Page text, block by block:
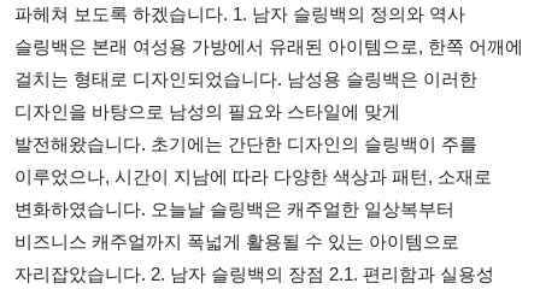
파헤쳐 보도록 하겠습니다. 1. 남자 슬링백의 정의와 역사
슬링백은 본래 여성용 가방에서 유래된 아이템으로, 한쪽 어깨에
걸치는 형태로 디자인되었습니다. 남성용 슬링백은 이러한
디자인을 바탕으로 남성의 필요와 스타일에 맞게
발전해왔습니다. 초기에는 간단한 디자인의 슬링백이 주를
이루었으나, 시간이 지남에 따라 다양한 색상과 패턴, 소재로
변화하였습니다. 오늘날 슬링백은 캐주얼한 일상복부터
비즈니스 캐주얼까지 폭넓게 활용될 수 있는 아이템으로
자리잡았습니다. 2. 남자 슬링백의 장점 2.1. 편리함과 실용성